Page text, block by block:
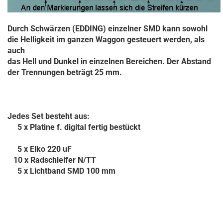
Durch Schwärzen (EDDING) einzelner SMD kann sowohl
die Helligkeit im ganzen Waggon gesteuert werden, als
auch
das Hell und Dunkel in einzelnen Bereichen. Der Abstand
der Trennungen beträgt 25 mm.
Jedes Set besteht aus:
5 x Platine f. digital fertig bestückt
5 x Elko 220 uF
10 x Radschleifer N/TT
5 x Lichtband SMD 100 mm